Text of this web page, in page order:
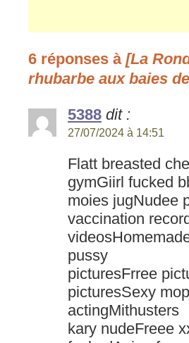
6 réponses à [La
rhubarbe aux baies
5388 dit :
27/07/2024 à 14:51
Flatt breasted
gymGiirl fucked
moies jugNudee
vaccination
pussy
picturesFrree
picturesSexy
actingMithusters
kary nudeFreee